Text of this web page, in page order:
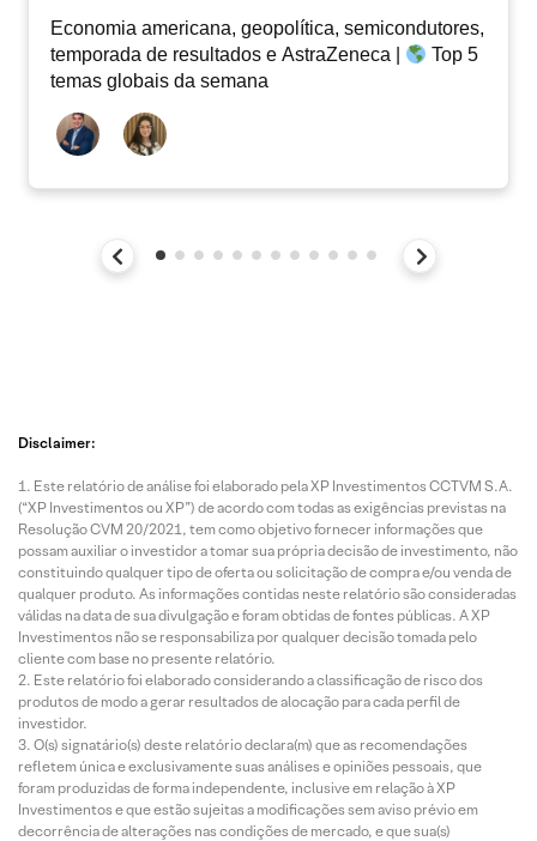
Economia americana, geopolítica, semicondutores,
temporada de resultados e AstraZeneca |
Top 5
temas globais da semana
Disclaimer:
Este relatório de análise foi elaborado pela XP Investimentos CCTVM S.A.
(“XP Investimentos ou XP”) de acordo com todas as exigências previstas na
Resolução CVM 20/2021, tem como objetivo fornecer informações que
possam auxiliar o investidor a tomar sua própria decisão de investimento, não
constituindo qualquer tipo de oferta ou solicitação de compra e/ou venda de
qualquer produto. As informações contidas neste relatório são consideradas
válidas na data de sua divulgação e foram obtidas de fontes públicas. A XP
Investimentos não se responsabiliza por qualquer decisão tomada pelo
cliente com base no presente relatório.
Este relatório foi elaborado considerando a classificação de risco dos
produtos de modo a gerar resultados de alocação para cada perfil de
investidor.
O(s) signatário(s) deste relatório declara(m) que as recomendações
refletem única e exclusivamente suas análises e opiniões pessoais, que
foram produzidas de forma independente, inclusive em relação à XP
Investimentos e que estão sujeitas a modificações sem aviso prévio em
decorrência de alterações nas condições de mercado, e que sua(s)